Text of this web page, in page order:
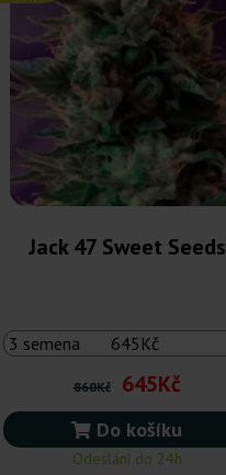
Jack 47 Sweet Seeds
860Kč 645Kč
Do košíku
Odeslání do 24h